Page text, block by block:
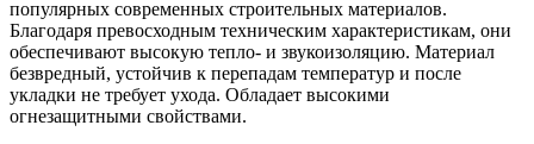
популярных современных строительных материалов.
Благодаря превосходным техническим характеристикам, они
обеспечивают высокую тепло- и звукоизоляцию. Материал
безвредный, устойчив к перепадам температур и после
укладки не требует ухода. Обладает высокими
огнезащитными свойствами.